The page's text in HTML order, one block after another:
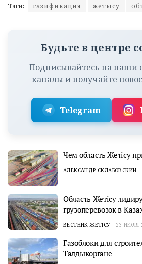
Тэги: газификация жетысу
Будьте в центре
Подписывайтесь на наши
каналы и получайте
Telegram
Чем область Жетісу
АЛЕКСАНДР СКЛАБОВСКИЙ
Область Жетісу
грузоперевозок в
ВЕСТНИК ЖЕТІСУ 23 ИЮЛЯ
Газоблоки для
Талдыкоргане